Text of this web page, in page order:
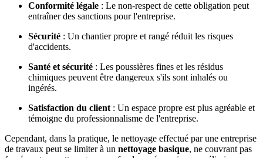
Conformité légale : Le non-respect de cette obligation peut
entraîner des sanctions pour l'entreprise.
Sécurité : Un chantier propre et rangé réduit les risques
d'accidents.
Santé et sécurité : Les poussières fines et les résidus
chimiques peuvent être dangereux s'ils sont inhalés ou
ingérés.
Satisfaction du client : Un espace propre est plus agréable et
témoigne du professionnalisme de l'entreprise.
Cependant, dans la pratique, le nettoyage effectué par une entreprise
de travaux peut se limiter à un nettoyage basique, ne couvrant pas